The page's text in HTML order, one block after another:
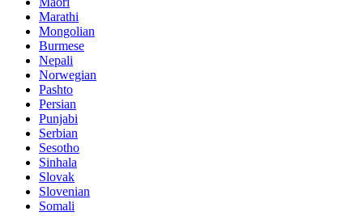
Marathi
Mongolian
Burmese
Nepali
Norwegian
Pashto
Persian
Punjabi
Serbian
Sesotho
Sinhala
Slovak
Slovenian
Somali